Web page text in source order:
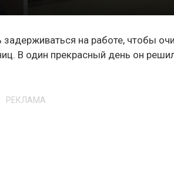
на работе, чтобы
В один прекрасный день он
РЕКЛАМА